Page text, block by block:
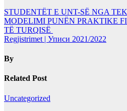
STUDENTËT E UNT-SË NGA
MODELIMI PUNËN PRAKTIKE
TË TURQISË
Regjistrimet | Уписи 2021/2022
By
Related Post
Uncategorized